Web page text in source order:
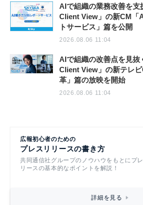
AIで組織の業務改善を支
Client View」の新CM「
トサービス」篇を公開
2026.08.06 11:04
AIで組織の改善点を見抜
Client View」の新テレ
革」篇の放映を開始
2026.08.06 11:04
広報初心者のための
プレスリリースの書き方
共同通信社グループのノウハウをもとにプ
リースの基本的なポイントを解説！
詳細を見る